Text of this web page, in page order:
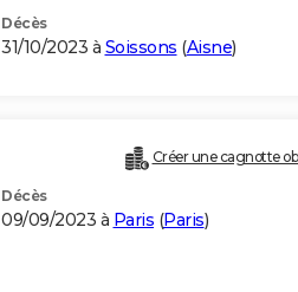
Décès
31/10/2023 à Soissons (Aisne)
Créer une cagnotte
Décès
09/09/2023 à Paris (Paris)